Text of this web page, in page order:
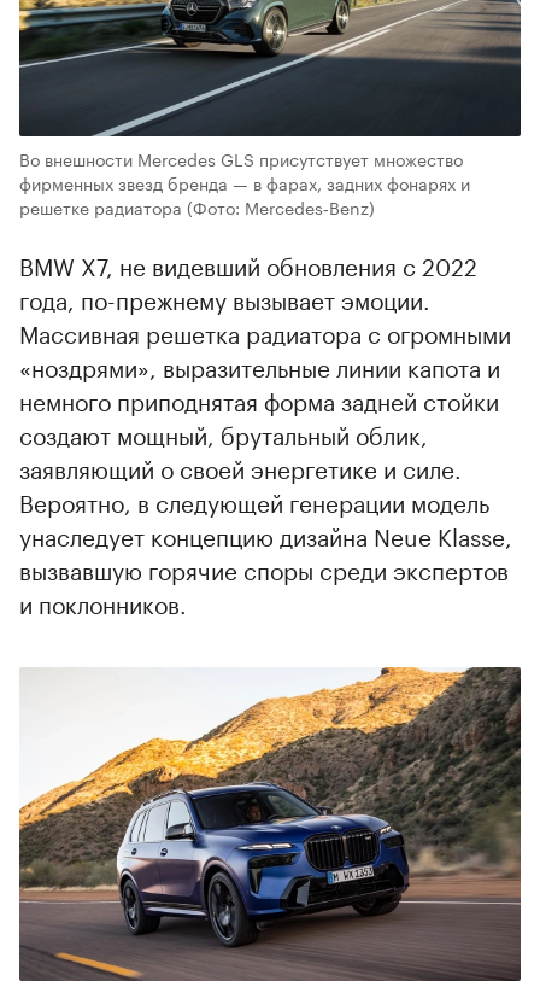
Во внешности Mercedes GLS присутствует множество
фирменных звезд бренда — в фарах, задних фонарях и
решетке радиатора (Фото: Mercedes‑Benz)
BMW X7, не видевший обновления с 2022
года, по-прежнему вызывает эмоции.
Массивная решетка радиатора с огромными
«ноздрями», выразительные линии капота и
немного приподнятая форма задней стойки
создают мощный, брутальный облик,
заявляющий о своей энергетике и силе.
Вероятно, в следующей генерации модель
унаследует концепцию дизайна Neue Klasse,
вызвавшую горячие споры среди экспертов
и поклонников.